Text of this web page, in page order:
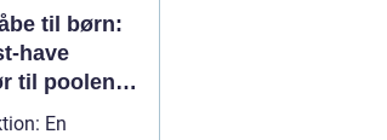
til børn:
have
til poolen
En